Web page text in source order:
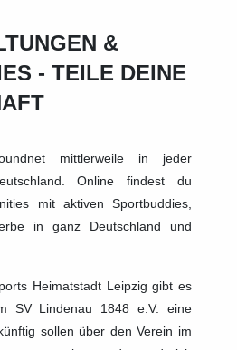
&
- TEILE DEINE
mittlerweile in jeder
Online findest du
mit aktiven Sportbuddies,
in ganz Deutschland und
Heimatstadt Leipzig gibt es
SV Lindenau 1848 e.V. eine
sollen über den Verein im